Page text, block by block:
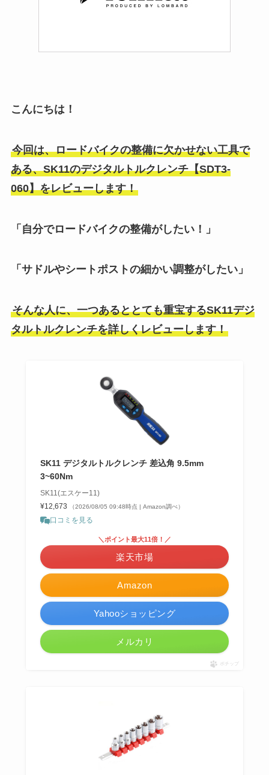
こんにちは！
今回は、ロードバイクの整備に欠かせない工具で
ある、SK11のデジタルトルクレンチ【SDT3-
060】をレビューします！
「自分でロードバイクの整備がしたい！」
「サドルやシートポストの細かい調整がしたい」
そんな人に、一つあるととても重宝するSK11デジ
タルトルクレンチを詳しくレビューします！
SK11 デジタルトルクレンチ 差込角 9.5mm
3~60Nm
SK11(エスケー11)
¥12,673
（2026/08/05 09:48時点 | Amazon調べ）
口コミを見る
Amazon
＼ポイント最大11倍！／
楽天市場
Yahooショッピング
メルカリ
ポチップ